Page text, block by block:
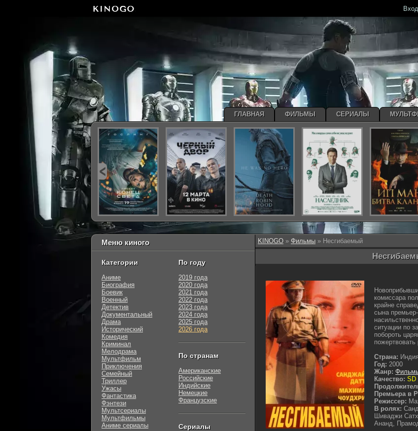
KINOGO » Фильмы » Несгибаемый
комиссара
крайне
сына
ситуации по
побороть
Страна: Индия
Год: 2000
Жанр:
Качество: SD
Премьера в
Режиссер:
В ролях:
Шиваджи
Ананд,
Меню киного
Категории
Аниме
Биография
Боевик
Военный
Детектив
Документальный
Драма
Исторический
Комедия
Криминал
Мелодрама
Мультфильм
Приключения
Семейный
Триллер
Ужасы
Фантастика
Фэнтези
Мультсериалы
Мультфильмы
Аниме сериалы
По году
2019 года
2020 года
2021 года
2022 года
2023 года
2024 года
2025 года
2026 года
По странам
Американские
Российские
Индийские
Немецкие
Французские
Сериалы
ГЛАВНАЯ ФИЛЬМЫ СЕРИАЛЫ